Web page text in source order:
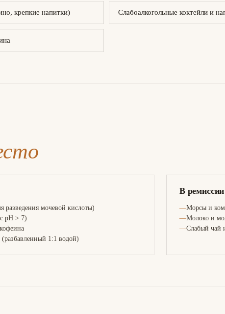
крепкие напитки) Слабоалкогольные коктейли и
разведения мочевой кислоты)
pH > 7)
1:1 водой)
В ремиссии
Морсы и
Молоко и
Слабый чай